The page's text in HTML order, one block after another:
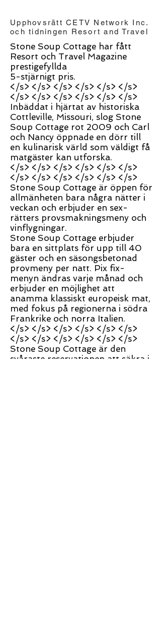
Upphovsrätt CETV Network Inc.
och tidningen Resort and Travel
Stone Soup Cottage har fått
Resort och Travel Magazine
prestigefyllda
5-stjärnigt pris.
</s> </s> </s> </s> </s> </s>
</s> </s> </s> </s> </s> </s>
Inbäddat i hjärtat av historiska
Cottleville, Missouri, slog Stone
Soup Cottage rot 2009 och Carl
och Nancy öppnade en dörr till
en kulinarisk värld som väldigt få
matgäster kan utforska.
</s> </s> </s> </s> </s> </s>
</s> </s> </s> </s> </s> </s>
Stone Soup Cottage är öppen för
allmänheten bara några nätter i
veckan och erbjuder en sex-
rätters provsmakningsmeny och
vinflygningar.
Stone Soup Cottage erbjuder
bara en sittplats för upp till 40
gäster och en säsongsbetonad
provmeny per natt. Pix fix-
menyn ändras varje månad och
erbjuder en möjlighet att
anamma klassiskt europeisk mat,
med fokus på regionerna i södra
Frankrike och norra Italien.
</s> </s> </s> </s> </s> </s>
</s> </s> </s> </s> </s> </s>
Stone Soup Cottage är den
svåraste reservationen att säkra i